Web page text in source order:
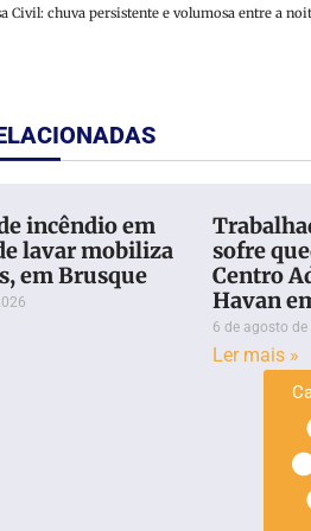
incêndio em
lavar mobiliza
em Brusque
sofre
Centro
Havan
6 de agosto
Ler mais »